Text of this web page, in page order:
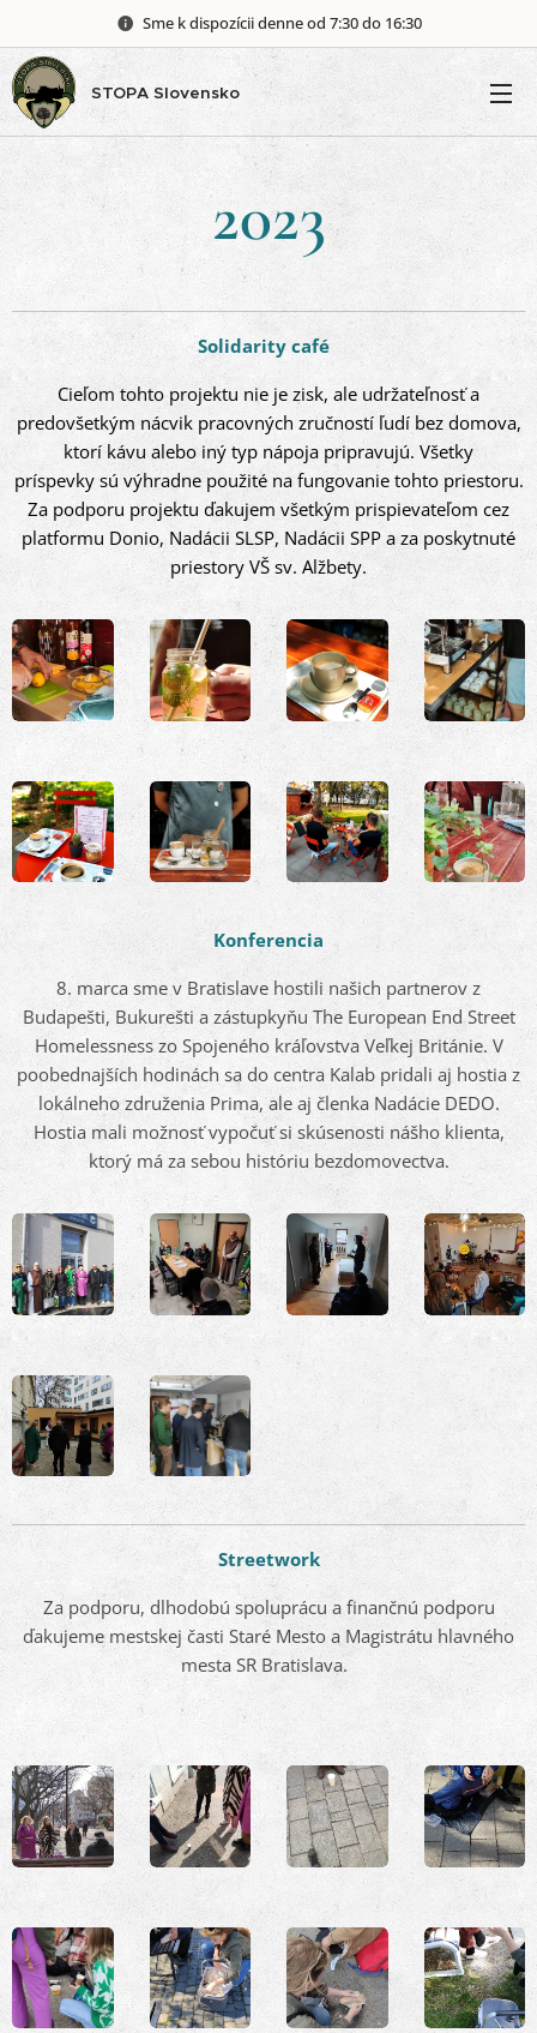
Sme k dispozícii denne od 7:30 do 16:30
STOPA Slovensko
2023
Solidarity café
Cieľom tohto projektu nie je zisk, ale udržateľnosť a
predovšetkým nácvik pracovných zručností ľudí bez domova,
ktorí kávu alebo iný typ nápoja pripravujú. Všetky
príspevky sú výhradne použité na fungovanie tohto priestoru.
Za podporu projektu ďakujem všetkým prispievateľom cez
platformu Donio, Nadácii SLSP, Nadácii SPP a za poskytnuté
priestory VŠ sv. Alžbety.
Konferencia
8. marca sme v Bratislave hostili našich partnerov z
Budapešti, Bukurešti a zástupkyňu The European End Street
Homelessness zo Spojeného kráľovstva Veľkej Británie. V
poobednajších hodinách sa do centra Kalab pridali aj hostia z
lokálneho združenia Prima, ale aj členka Nadácie DEDO.
Hostia mali možnosť vypočuť si skúsenosti nášho klienta,
ktorý má za sebou históriu bezdomovectva.
Streetwork
Za podporu, dlhodobú spoluprácu a finančnú podporu
ďakujeme mestskej časti Staré Mesto a Magistrátu hlavného
mesta SR Bratislava.